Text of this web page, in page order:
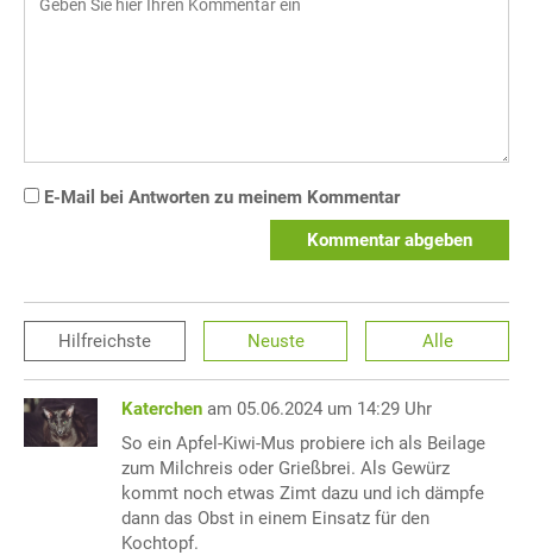
E-Mail bei Antworten zu meinem Kommentar
Kommentar abgeben
Hilfreichste Neuste Alle
Katerchen am 05.06.2024 um 14:29 Uhr
So ein Apfel-Kiwi-Mus probiere ich als Beilage
zum Milchreis oder Grießbrei. Als Gewürz
kommt noch etwas Zimt dazu und ich dämpfe
dann das Obst in einem Einsatz für den
Kochtopf.